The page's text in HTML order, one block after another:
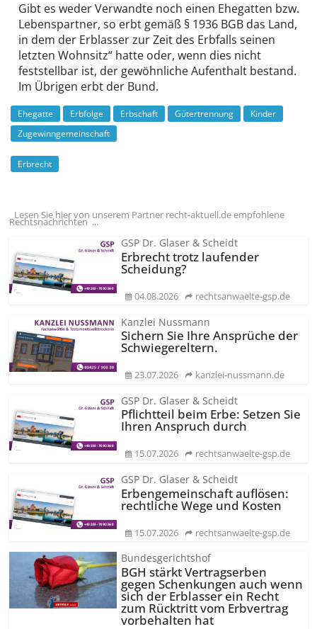
Gibt es weder Verwandte noch einen Ehegatten bzw.
Lebenspartner, so erbt gemäß § 1936 BGB das Land,
in dem der Erblasser zur Zeit des Erbfalls seinen
letzten Wohnsitz“ hatte oder, wenn dies nicht
feststellbar ist, der gewöhnliche Aufenthalt bestand.
Im Übrigen erbt der Bund.
Ehegatte Erbfolge Erbschaft Gütertrennung
Kinder
Zugewinngemeinschaft
Erbrecht
Lesen Sie hier von unserem Partner recht-aktuell.de empfohlene
Rechtsnachrichten ...
GSP Dr. Glaser & Scheidt
Erbrecht trotz laufender
Scheidung?
04.08.2026 rechtsanwaelte-gsp.de
Kanzlei Nussmann
Sichern Sie Ihre Ansprüche der
Schwiegereltern.
23.07.2026 kanzlei-nussmann.de
GSP Dr. Glaser & Scheidt
Pflichtteil beim Erbe: Setzen Sie
Ihren Anspruch durch
15.07.2026 rechtsanwaelte-gsp.de
GSP Dr. Glaser & Scheidt
Erbengemeinschaft auflösen:
rechtliche Wege und Kosten
15.07.2026 rechtsanwaelte-gsp.de
Bundesgerichtshof
BGH stärkt Vertragserben
gegen Schenkungen auch wenn
sich der Erblasser ein Recht
zum Rücktritt vom Erbvertrag
vorbehalten hat